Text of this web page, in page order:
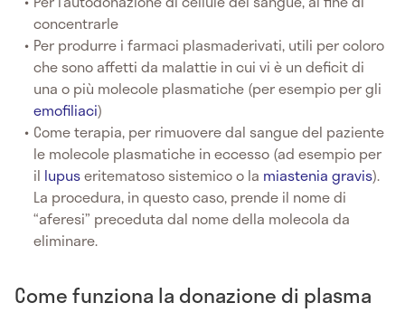
concentrarle
Per produrre i farmaci plasmaderivati, utili per coloro
che sono affetti da malattie in cui vi è un deficit di
una o più molecole plasmatiche (per esempio per gli
emofiliaci)
Come terapia, per rimuovere dal sangue del paziente
le molecole plasmatiche in eccesso (ad esempio per
il lupuseritematoso sistemico o la miastenia gravis).
La procedura, in questo caso, prende il nome di
“aferesi” preceduta dal nome della molecola da
eliminare.
Come funziona la donazione di plasma